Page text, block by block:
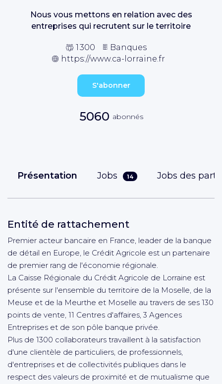
Nous vous mettons en relation avec des
entreprises qui recrutent sur le territoire
1 300
Banques
https://www.ca-lorraine.fr
S'abonner
5060 abonnés
Présentation Jobs 14 Jobs des
Entité de rattachement
Premier acteur bancaire en France, leader de la banque
de détail en Europe, le Crédit Agricole est un partenaire
de premier rang de l'économie régionale.
La Caisse Régionale du Crédit Agricole de Lorraine est
présente sur l'ensemble du territoire de la Moselle, de la
Meuse et de la Meurthe et Moselle au travers de ses 130
points de vente, 11 Centres d'affaires, 3 Agences
Entreprises et de son pôle banque privée.
Plus de 1300 collaborateurs travaillent à la satisfaction
d'une clientèle de particuliers, de professionnels,
d'entreprises et de collectivités publiques dans le
respect des valeurs de proximité et de mutualisme que